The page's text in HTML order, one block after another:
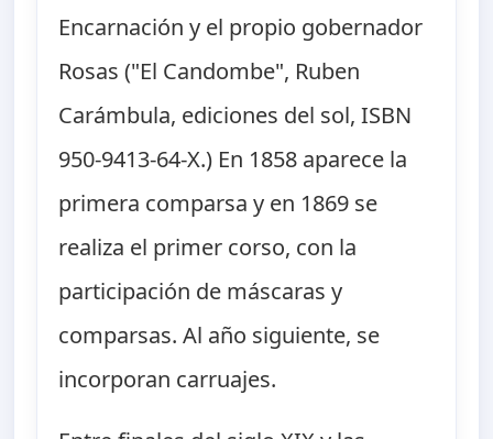
Encarnación y el propio gobernador
Rosas ("El Candombe", Ruben
Carámbula, ediciones del sol, ISBN
950-9413-64-X.) En 1858 aparece la
primera comparsa y en 1869 se
realiza el primer corso, con la
participación de máscaras y
comparsas. Al año siguiente, se
incorporan carruajes.